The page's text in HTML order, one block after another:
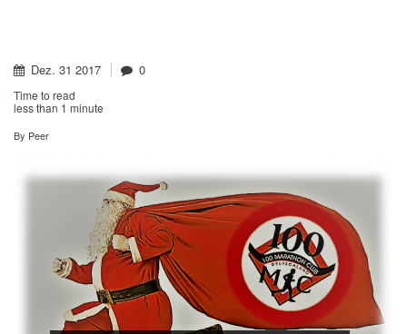
Dez. 31 2017 0
Time to read
less than 1 minute
By Peer